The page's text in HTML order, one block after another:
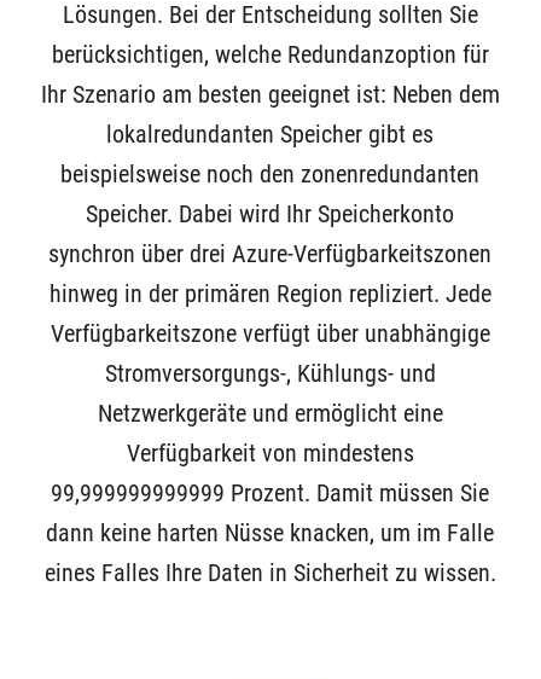
Lösungen. Bei der Entscheidung sollten Sie
berücksichtigen, welche Redundanzoption für
Ihr Szenario am besten geeignet ist: Neben dem
lokalredundanten Speicher gibt es
beispielsweise noch den zonenredundanten
Speicher. Dabei wird Ihr Speicherkonto
synchron über drei Azure-Verfügbarkeitszonen
hinweg in der primären Region repliziert. Jede
Verfügbarkeitszone verfügt über unabhängige
Stromversorgungs-, Kühlungs- und
Netzwerkgeräte und ermöglicht eine
Verfügbarkeit von mindestens
99,999999999999 Prozent. Damit müssen Sie
dann keine harten Nüsse knacken, um im Falle
eines Falles Ihre Daten in Sicherheit zu wissen.